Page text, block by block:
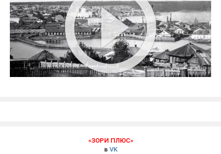
«ЗОРИ ПЛЮС»
в VK